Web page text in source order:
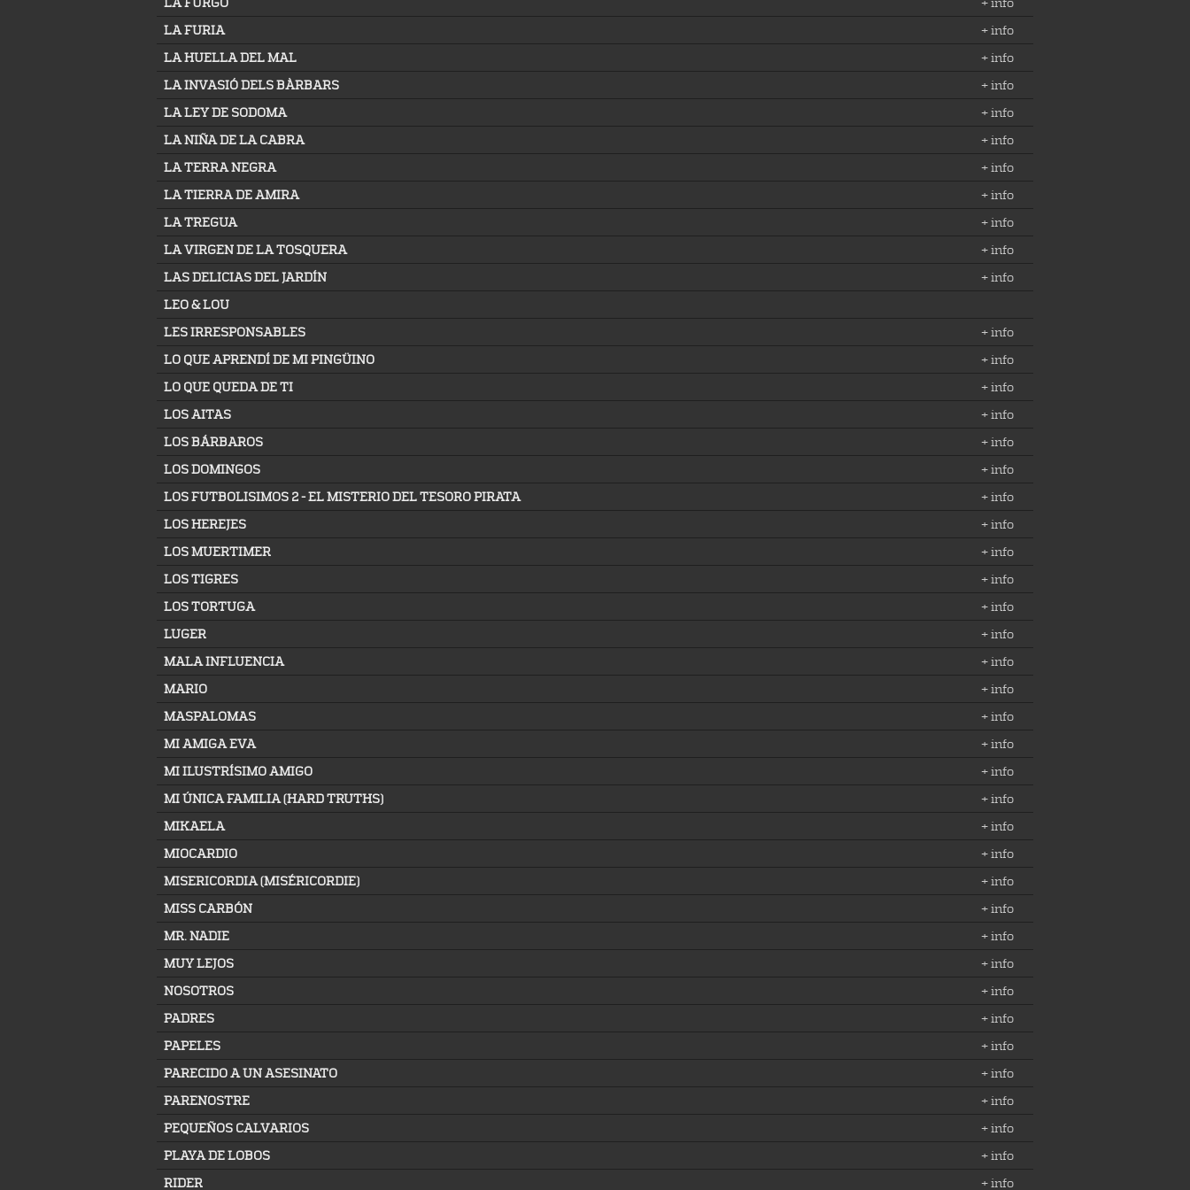
LA FURIA
+ info
LA HUELLA DEL MAL
+ info
LA INVASIÓ DELS BÀRBARS
+ info
LA LEY DE SODOMA
+ info
LA NIÑA DE LA CABRA
+ info
LA TERRA NEGRA
+ info
LA TIERRA DE AMIRA
+ info
LA TREGUA
+ info
LA VIRGEN DE LA TOSQUERA
+ info
LAS DELICIAS DEL JARDÍN
+ info
LEO & LOU
LES IRRESPONSABLES
+ info
LO QUE APRENDÍ DE MI PINGÜINO
+ info
LO QUE QUEDA DE TI
+ info
LOS AITAS
+ info
LOS BÁRBAROS
+ info
LOS DOMINGOS
+ info
LOS FUTBOLISIMOS 2 - EL MISTERIO DEL TESORO PIRATA
+ info
LOS HEREJES
+ info
LOS MUERTIMER
+ info
LOS TIGRES
+ info
LOS TORTUGA
+ info
LUGER
+ info
MALA INFLUENCIA
+ info
MARIO
+ info
MASPALOMAS
+ info
MI AMIGA EVA
+ info
MI ILUSTRÍSIMO AMIGO
+ info
MI ÚNICA FAMILIA (HARD TRUTHS)
+ info
MIKAELA
+ info
MIOCARDIO
+ info
MISERICORDIA (MISÉRICORDIE)
+ info
MISS CARBÓN
+ info
MR. NADIE
+ info
MUY LEJOS
+ info
NOSOTROS
+ info
PADRES
+ info
PAPELES
+ info
PARECIDO A UN ASESINATO
+ info
PARENOSTRE
+ info
PEQUEÑOS CALVARIOS
+ info
PLAYA DE LOBOS
+ info
RIDER
+ info